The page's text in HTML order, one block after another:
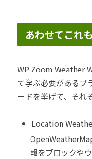
あわせてこれ
WP Zoom Weather
て学ぶ必要があるプ
ードを挙げて、それ
Location
報をブロックや